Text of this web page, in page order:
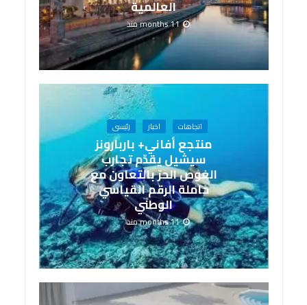
العالمية
11 months منذ
اتجاهات اخبار رئيسى
منتجع أفاني+ باربارونز
سيشيل يقدّم تجارب
الغوص الحرّ بالتعاون مع
حاملة الرقم القياسي
الوطني
11 months منذ